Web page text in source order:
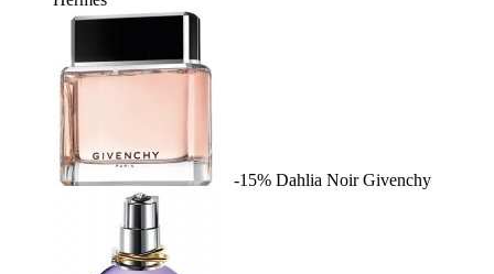
-15% Dahlia Noir Givenchy